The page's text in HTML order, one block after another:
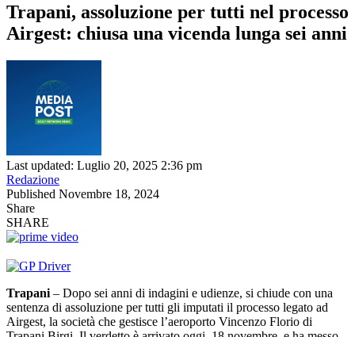
Trapani, assoluzione per tutti nel processo
Airgest: chiusa una vicenda lunga sei anni
Last updated: Luglio 20, 2025 2:36 pm
Redazione
Published Novembre 18, 2024
Share
SHARE
Trapani – Dopo sei anni di indagini e udienze, si chiude con una
sentenza di assoluzione per tutti gli imputati il processo legato ad
Airgest, la società che gestisce l’aeroporto Vincenzo Florio di